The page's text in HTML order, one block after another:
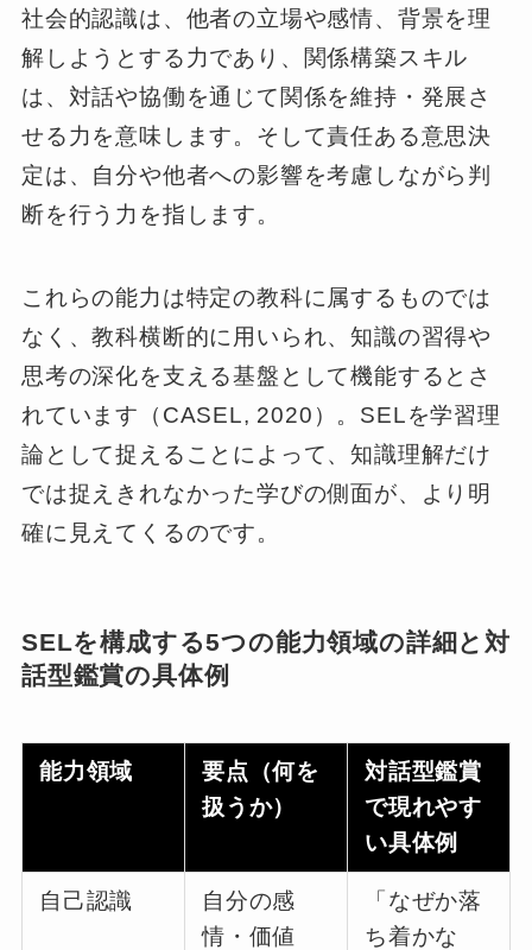
社会的認識は、他者の立場や感情、背景を理
解しようとする力であり、関係構築スキル
は、対話や協働を通じて関係を維持・発展さ
せる力を意味します。そして責任ある意思決
定は、自分や他者への影響を考慮しながら判
断を行う力を指します。
これらの能力は特定の教科に属するものでは
なく、教科横断的に用いられ、知識の習得や
思考の深化を支える基盤として機能するとさ
れています（CASEL, 2020）。SELを学習理
論として捉えることによって、知識理解だけ
では捉えきれなかった学びの側面が、より明
確に見えてくるのです。
SELを構成する5つの能力領域の詳細と対
話型鑑賞の具体例
能力領域
要点（何を
扱うか）
対話型鑑賞
で現れやす
い具体例
自己認識
自分の感
情・価値
「なぜか落
ち着かな